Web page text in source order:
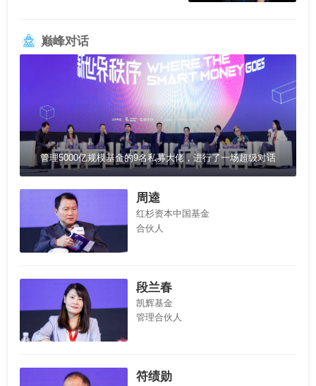
巅峰对话
管理5000亿规模基金的9名私募大佬，进行了一场超级对话
周逵
红杉资本中国基金
合伙人
段兰春
凯辉基金
管理合伙人
符绩勋